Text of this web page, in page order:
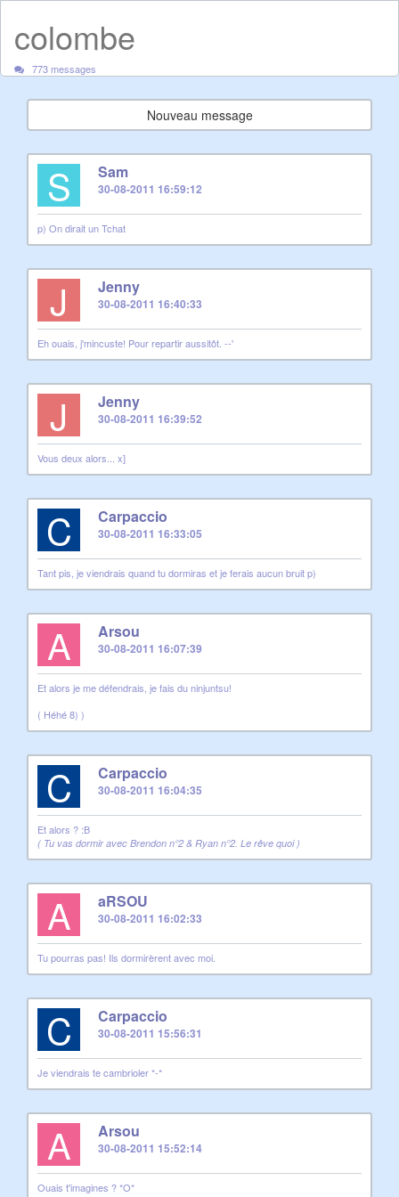
colombe
773 messages
Nouveau message
S Sam
30-08-2011 16:59:12
p) On dirait un Tchat
J Jenny
30-08-2011 16:40:33
Eh ouais, j'mincuste! Pour repartir aussitôt. --'
J Jenny
30-08-2011 16:39:52
Vous deux alors... x]
C Carpaccio
30-08-2011 16:33:05
Tant pis, je viendrais quand tu dormiras et je ferais aucun bruit p)
A Arsou
30-08-2011 16:07:39
Et alors je me défendrais, je fais du ninjuntsu!
( Héhé 8) )
C Carpaccio
30-08-2011 16:04:35
Et alors ? :B
( Tu vas dormir avec Brendon n°2 & Ryan n°2. Le rêve quoi )
A aRSOU
30-08-2011 16:02:33
Tu pourras pas! Ils dormirèrent avec moi.
C Carpaccio
30-08-2011 15:56:31
Je viendrais te cambrioler *-*
A Arsou
30-08-2011 15:52:14
Ouais t'imagines ? *O*